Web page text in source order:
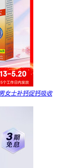
女士补钙促钙吸收